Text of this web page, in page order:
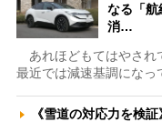
なる「航
消…
あれほどもてはやされ
最近では減速基調になっ
《雪道の対応力を検